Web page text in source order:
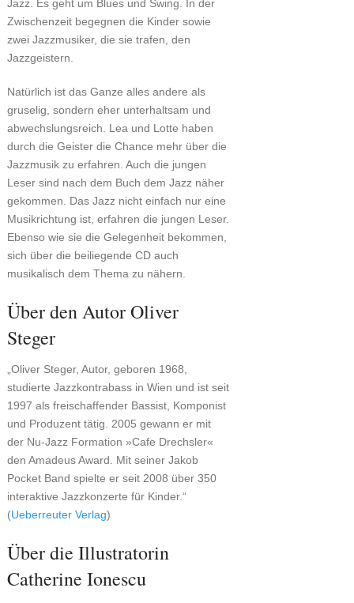
Jazz. Es geht um Blues und Swing. In der
Zwischenzeit begegnen die Kinder sowie
zwei Jazzmusiker, die sie trafen, den
Jazzgeistern.
Natürlich ist das Ganze alles andere als
gruselig, sondern eher unterhaltsam und
abwechslungsreich. Lea und Lotte haben
durch die Geister die Chance mehr über die
Jazzmusik zu erfahren. Auch die jungen
Leser sind nach dem Buch dem Jazz näher
gekommen. Das Jazz nicht einfach nur eine
Musikrichtung ist, erfahren die jungen Leser.
Ebenso wie sie die Gelegenheit bekommen,
sich über die beiliegende CD auch
musikalisch dem Thema zu nähern.
Über den Autor Oliver
Steger
„Oliver Steger, Autor, geboren 1968,
studierte Jazzkontrabass in Wien und ist seit
1997 als freischaffender Bassist, Komponist
und Produzent tätig. 2005 gewann er mit
der Nu-Jazz Formation »Cafe Drechsler«
den Amadeus Award. Mit seiner Jakob
Pocket Band spielte er seit 2008 über 350
interaktive Jazzkonzerte für Kinder.“
(Ueberreuter Verlag)
Über die Illustratorin
Catherine Ionescu